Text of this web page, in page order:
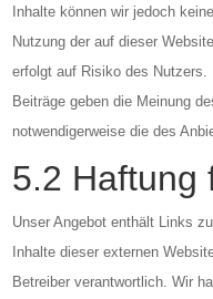
Inhalte können wir jedoch
Nutzung der auf dieser
erfolgt auf Risiko des
Beiträge geben die Meinung
notwendigerweise die des
5.2 Haftung
Unser Angebot enthält Links
Inhalte dieser externen
Betreiber verantwortlich. Wir